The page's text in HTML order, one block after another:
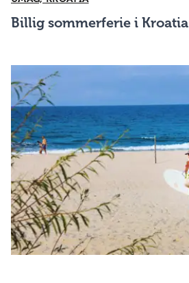
Billig sommerferie i Kroatia